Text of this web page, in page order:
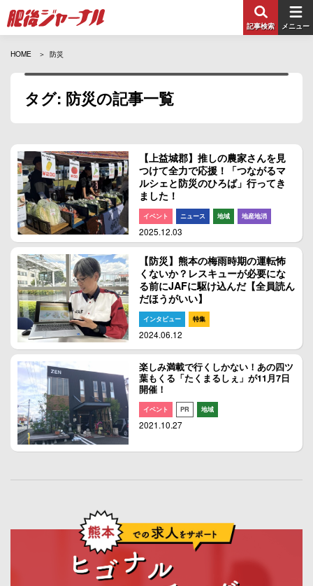
記事検索 メニュー
HOME 防災
タグ: 防災の記事一覧
【上益城郡】推しの農家さんを見
つけて全力で応援！「つながるマ
ルシェと防災のひろば」行ってき
ました！
イベント ニュース 地域 地産地消
2025.12.03
【防災】熊本の梅雨時期の運転怖
くないか？レスキューが必要にな
る前にJAFに駆け込んだ【全員読ん
だほうがいい】
インタビュー 特集
2024.06.12
楽しみ満載で行くしかない！あの四ツ
葉もくる「たくまるしぇ」が11月7日
開催！
イベント PR 地域
2021.10.27